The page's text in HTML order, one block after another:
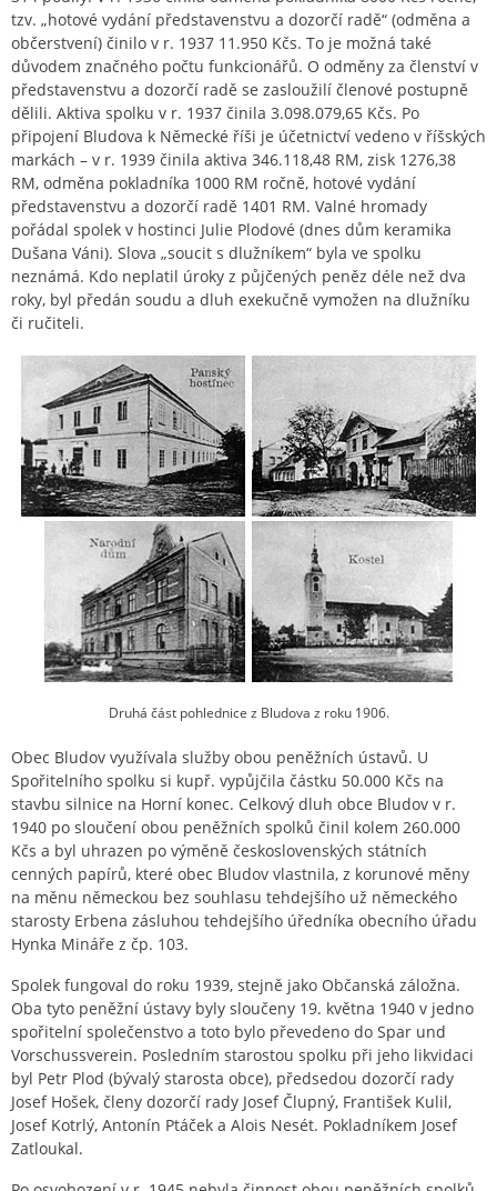
tzv. „hotové vydání představenstvu a dozorčí radě“ (odměna a
občerstvení) činilo v r. 1937 11.950 Kčs. To je možná také
důvodem značného počtu funkcionářů. O odměny za členství v
představenstvu a dozorčí radě se zasloužilí členové postupně
dělili. Aktiva spolku v r. 1937 činila 3.098.079,65 Kčs. Po
připojení Bludova k Německé říši je účetnictví vedeno v říšských
markách – v r. 1939 činila aktiva 346.118,48 RM, zisk 1276,38
RM, odměna pokladníka 1000 RM ročně, hotové vydání
představenstvu a dozorčí radě 1401 RM. Valné hromady
pořádal spolek v hostinci Julie Plodové (dnes dům keramika
Dušana Váni). Slova „soucit s dlužníkem“ byla ve spolku
neznámá. Kdo neplatil úroky z půjčených peněz déle než dva
roky, byl předán soudu a dluh exekučně vymožen na dlužníku
či ručiteli.
Druhá část pohlednice z Bludova z roku 1906.
Obec Bludov využívala služby obou peněžních ústavů. U
Spořitelního spolku si kupř. vypůjčila částku 50.000 Kčs na
stavbu silnice na Horní konec. Celkový dluh obce Bludov v r.
1940 po sloučení obou peněžních spolků činil kolem 260.000
Kčs a byl uhrazen po výměně československých státních
cenných papírů, které obec Bludov vlastnila, z korunové měny
na měnu německou bez souhlasu tehdejšího už německého
starosty Erbena zásluhou tehdejšího úředníka obecního úřadu
Hynka Mináře z čp. 103.
Spolek fungoval do roku 1939, stejně jako Občanská záložna.
Oba tyto peněžní ústavy byly sloučeny 19. května 1940 v jedno
spořitelní společenstvo a toto bylo převedeno do Spar und
Vorschussverein. Posledním starostou spolku při jeho likvidaci
byl Petr Plod (bývalý starosta obce), předsedou dozorčí rady
Josef Hošek, členy dozorčí rady Josef Člupný, František Kulil,
Josef Kotrlý, Antonín Ptáček a Alois Nesét. Pokladníkem Josef
Zatloukal.